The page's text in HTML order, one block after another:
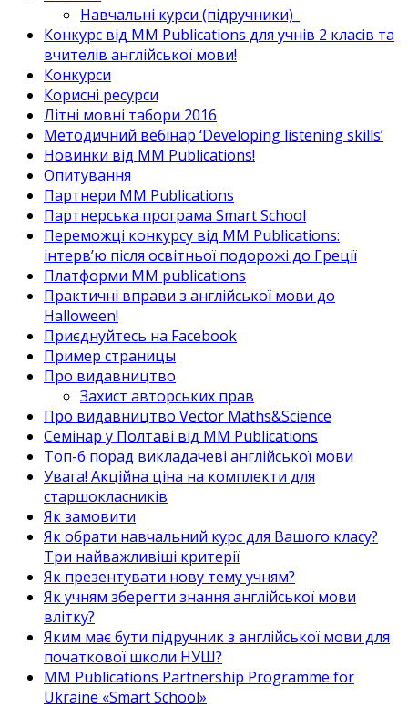
Навчальні курси (підручники)_
Конкурс від MM Publications для учнів 2 класів та
вчителів англійської мови!
Конкурси
Корисні ресурси
Літні мовні табори 2016
Методичний вебінар ‘Developing listening skills’
Новинки від MM Publications!
Опитування
Партнери MM Publications
Партнерська програма Smart School
Переможці конкурсу від MM Publications:
інтерв’ю після освітньої подорожі до Греції
Платформи MM publications
Практичні вправи з англійської мови до
Halloween!
Приєднуйтесь на Facebook
Пример страницы
Про видавництво
Захист авторських прав
Про видавництво Vector Maths&Science
Семінар у Полтаві від MM Publications
Топ-6 порад викладачеві англійської мови
Увага! Акційна ціна на комплекти для
старшокласників
Як замовити
Як обрати навчальний курс для Вашого класу?
Три найважливіші критерії
Як презентувати нову тему учням?
Як учням зберегти знання англійської мови
влітку?
Яким має бути підручник з англійської мови для
початкової школи НУШ?
MM Publications Partnership Programme for
Ukraine «Smart School»